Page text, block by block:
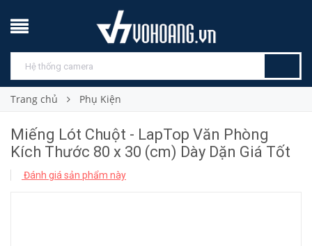
Trang chủ Phụ Kiện
Miếng Lót Chuột - LapTop Văn Phòng
Kích Thước 80 x 30 (cm) Dày Dặn Giá Tốt
Đánh giá sản phẩm này